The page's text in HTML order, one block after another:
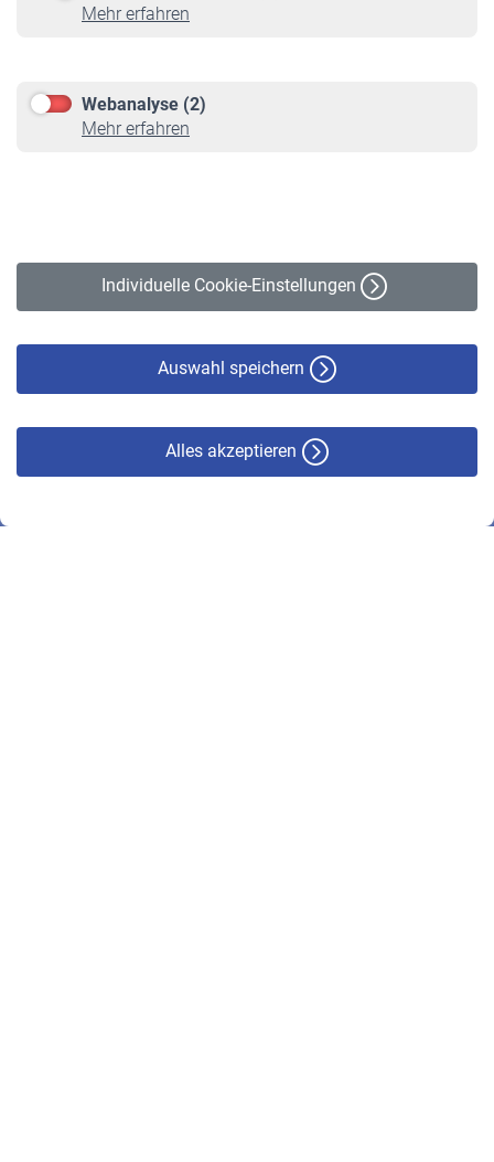
Mehr erfahren
Webanalyse (2)
Mehr erfahren
Individuelle Cookie-Einstellungen
Auswahl speichern
Alles akzeptieren
Informationen
Online-Rechner
VBLnewsletter
Erklärung zur Barrierefreiheit
© VBL 2026